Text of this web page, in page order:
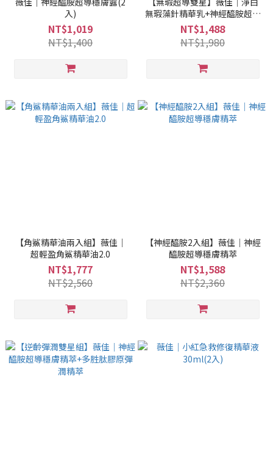
入)
NT$1,019
NT$1,400
無瑕藻針精華乳+神經醯胺超導
穩膚露
NT$1,488
NT$1,980
【角鯊精華油兩入組】薇佳｜
超輕盈角鯊精華油2.0
NT$1,777
NT$2,560
【神經醯胺2入組】薇佳｜神經
醯胺超導穩膚精萃
NT$1,588
NT$2,360